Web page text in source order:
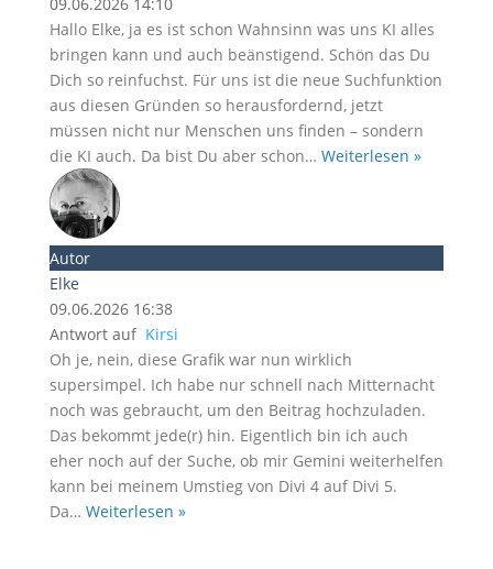
Hallo Elke, ja es ist schon Wahnsinn was uns KI alles
bringen kann und auch beänstigend. Schön das Du
Dich so reinfuchst. Für uns ist die neue Suchfunktion
aus diesen Gründen so herausfordernd, jetzt
müssen nicht nur Menschen uns finden – sondern
die KI auch. Da bist Du aber schon… Weiterlesen »
Autor
Elke
09.06.2026 16:38
Antwort auf Kirsi
Oh je, nein, diese Grafik war nun wirklich
supersimpel. Ich habe nur schnell nach Mitternacht
noch was gebraucht, um den Beitrag hochzuladen.
Das bekommt jede(r) hin. Eigentlich bin ich auch
eher noch auf der Suche, ob mir Gemini weiterhelfen
kann bei meinem Umstieg von Divi 4 auf Divi 5.
Da… Weiterlesen »